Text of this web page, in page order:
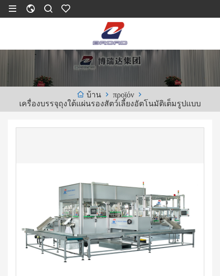
บ้าน
προϊόν
เครื่องบรรจุถุงใต้แผ่นรองสัตว์เลี้ยงอัตโนมัติเต็มรูปแบบ